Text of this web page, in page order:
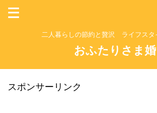
二人暮らしの節約と贅沢 ライフスタ
おふたりさま婚
スポンサーリンク